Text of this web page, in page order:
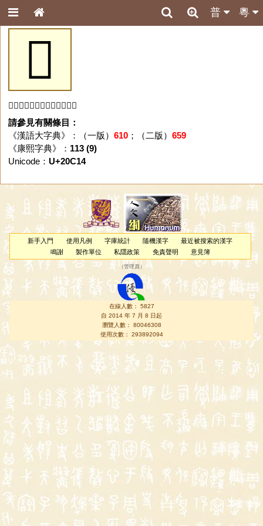
粵
普
𠰔
「𠰔」字未收錄於本資料庫。
請參見有關條目：
《漢語大字典》：（一版） 610；（二版） 659
《康熙字典》： 113 (9)
Unicode： U+20C14
新手入門 使用凡例 字庫統計 隨機漢字
最近被搜索的漢字
鳴謝
製作單位 私隱政策 免責聲明 意見簿
（管理員 ）
在線人數： 5827
自 2014 年 7 月 8 日起
瀏覽人數： 80046308
使用次數： 293892094